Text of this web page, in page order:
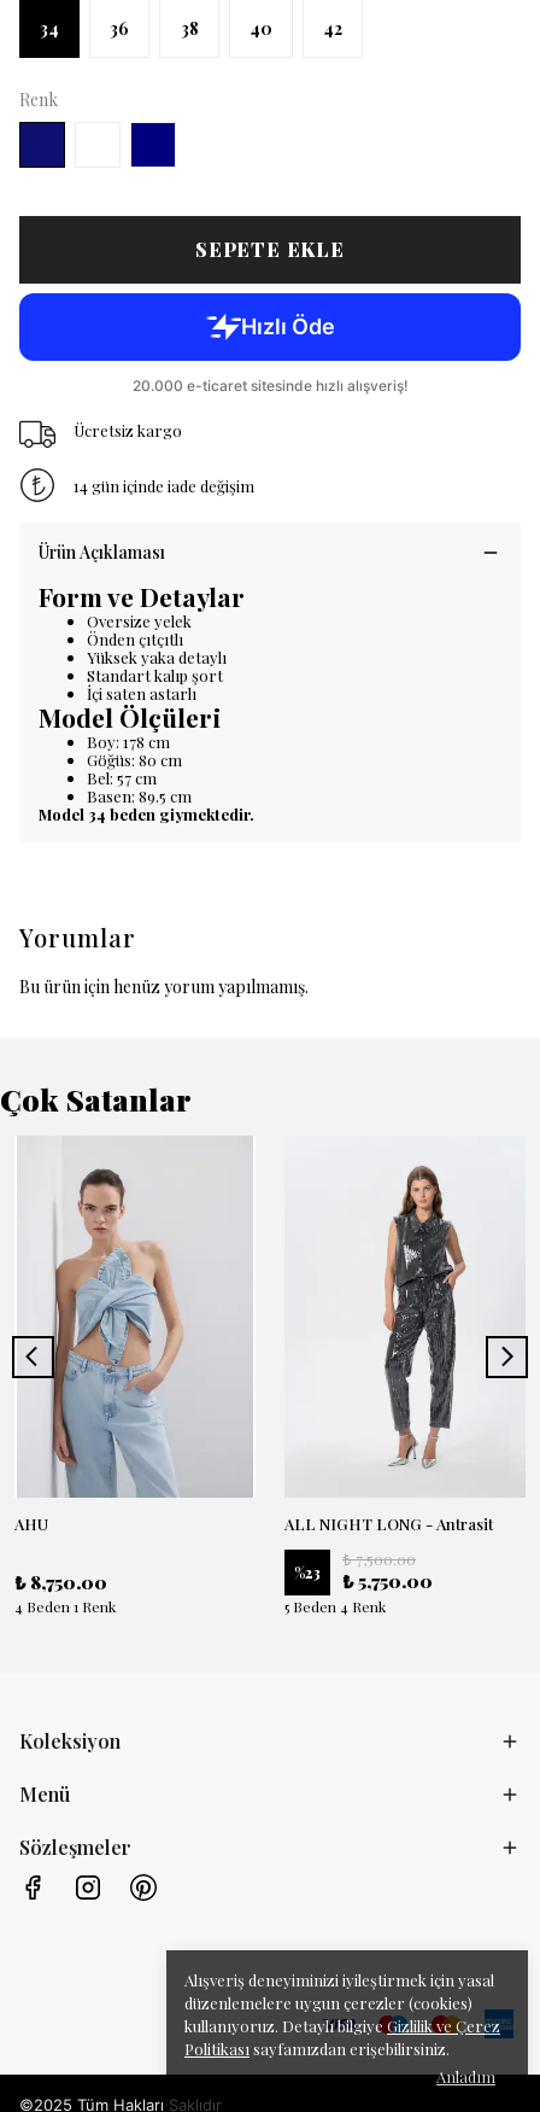
Alışveriş deneyiminizi iyileştirmek için yasal
düzenlemelere uygun çerezler (cookies)
kullanıyoruz. Detaylı bilgiye Gizlilik ve Çerez
Politikası sayfamızdan erişebilirsiniz.
Anladım
34 36 38 40 42
Renk
SEPETE EKLE
Ücretsiz kargo
14 gün içinde iade değişim
Ürün Açıklaması
Form ve Detaylar
Oversize yelek
Önden çıtçıtlı
Yüksek yaka detaylı
Standart kalıp şort
İçi saten astarlı
Model Ölçüleri
Boy: 178 cm
Göğüs: 80 cm
Bel: 57 cm
Basen: 89.5 cm
Model 34 beden giymektedir.
Yorumlar
Bu ürün için henüz yorum yapılmamış.
Çok Satanlar
AHU
₺ 8,750.00
4 Beden 1 Renk
ALL NIGHT LONG - Antrasit
%23
₺ 7,500.00
₺ 5,750.00
5 Beden 4 Renk
Koleksiyon
Menü
Sözleşmeler
©2025 Tüm Hakları Saklıdır